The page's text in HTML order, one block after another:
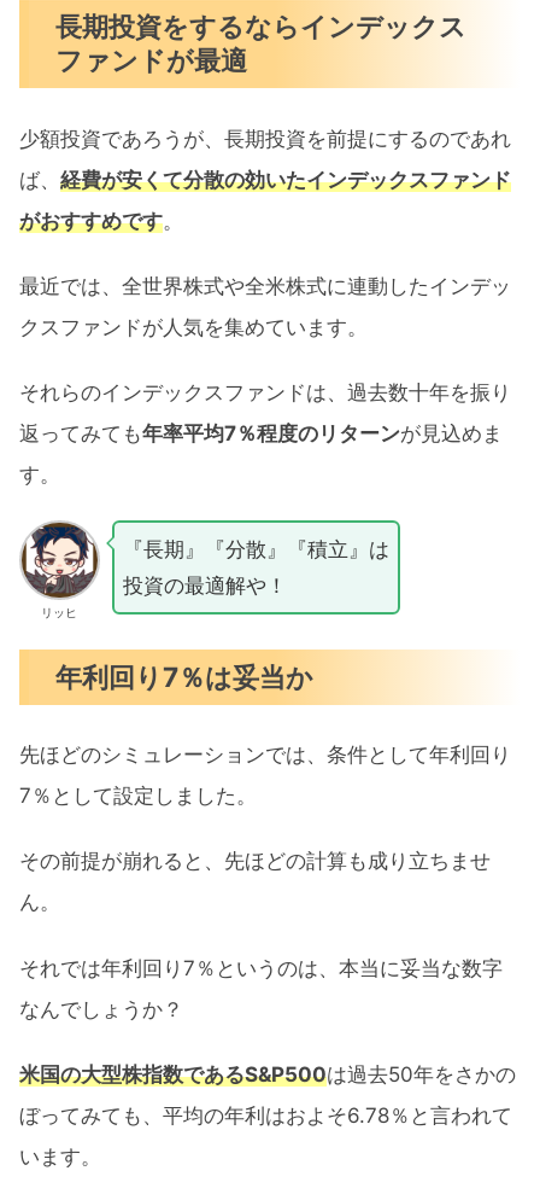
長期投資をするならインデックス
ファンドが最適
少額投資であろうが、長期投資を前提にするのであれ
ば、 経費が安くて分散の効いたインデックスファンド
がおすすめです。
最近では、全世界株式や全米株式に連動したインデッ
クスファンドが人気を集めています。
それらのインデックスファンドは、過去数十年を振り
返ってみても年率平均7％程度のリターンが見込めま
す。
リッヒ
『長期』『分散』『積立』は
投資の最適解や！
年利回り7％は妥当か
先ほどのシミュレーションでは、条件として年利回り
7％として設定しました。
その前提が崩れると、先ほどの計算も成り立ちませ
ん。
それでは年利回り7％というのは、本当に妥当な数字
なんでしょうか？
米国の大型株指数であるS&P500は過去50年をさかの
ぼってみても、平均の年利はおよそ6.78％と言われて
います。